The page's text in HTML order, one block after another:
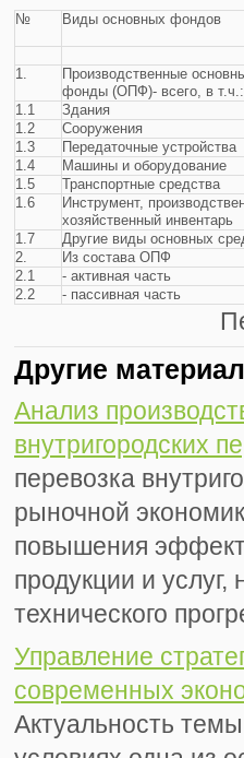
№ Виды основных фондов
1.
Производственные
фонды (ОПФ)- всего, в т.ч.:
1.1
Здания
1.2
Сооружения
1.3
Передаточные устройства
1.4
Машины и оборудование
1.5
Транспортные средства
1.6
Инструмент,
хозяйственный инвентарь
1.7
Другие виды основных
2.
Из состава ОПФ
2.1
- активная часть
2.2
- пассивная часть
Другие
Анализ
внутригородских
перевозка
рыночной
повышения
продукции и
технического
Управление
современных
Актуальность